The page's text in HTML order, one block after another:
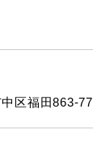
区福田863-77